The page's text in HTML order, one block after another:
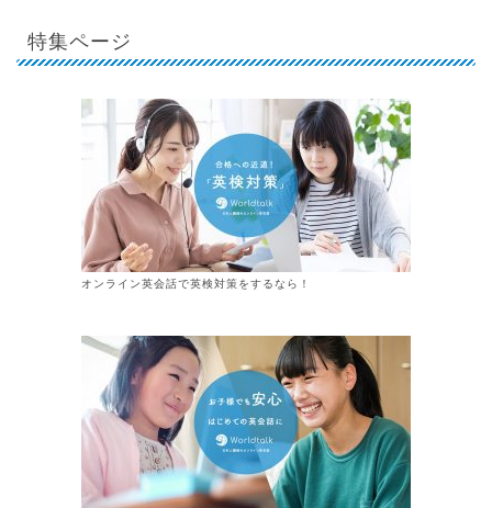
特集ページ
オンライン英会話で英検対策をするなら！